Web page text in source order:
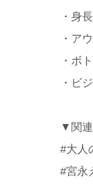
・身
・ア
・ボ
・ビ
▼関
#大人
#宮永